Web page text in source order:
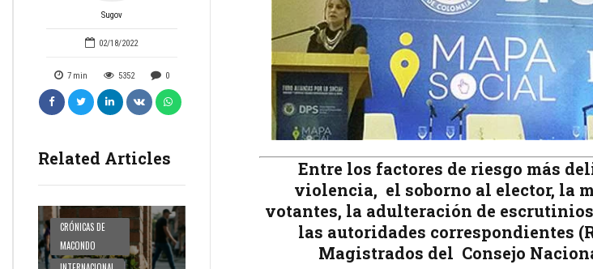
Sugov
02/18/2022
7 min 5352 0
Related Articles
CRÓNICAS DE
MACONDO
Entre los factores de riesgo más
violencia, el soborno al elector, la
votantes, la adulteración de
las autoridades correspondientes
Magistrados del Consejo